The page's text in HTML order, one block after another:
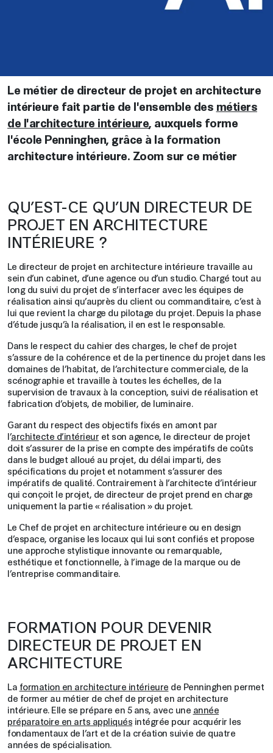
Le métier de directeur de projet en architecture
intérieure fait partie de l'ensemble des métiers
de l'architecture intérieure, auxquels forme
l'école Penninghen, grâce à la formation
architecture intérieure. Zoom sur ce métier
QU’EST-CE QU’UN DIRECTEUR DE
PROJET EN ARCHITECTURE
INTÉRIEURE ?
Le directeur de projet en architecture intérieure travaille au
sein d’un cabinet, d’une agence ou d’un studio. Chargé tout au
long du suivi du projet de s’interfacer avec les équipes de
réalisation ainsi qu’auprès du client ou commanditaire, c’est à
lui que revient la charge du pilotage du projet. Depuis la phase
d’étude jusqu’à la réalisation, il en est le responsable.
Dans le respect du cahier des charges, le chef de projet
s’assure de la cohérence et de la pertinence du projet dans les
domaines de l’habitat, de l’architecture commerciale, de la
scénographie et travaille à toutes les échelles, de la
supervision de travaux à la conception, suivi de réalisation et
fabrication d’objets, de mobilier, de luminaire.
Garant du respect des objectifs fixés en amont par
l’architecte d’intérieur et son agence, le directeur de projet
doit s’assurer de la prise en compte des impératifs de coûts
dans le budget alloué au projet, du délai imparti, des
spécifications du projet et notamment s’assurer des
impératifs de qualité. Contrairement à l’architecte d’intérieur
qui conçoit le projet, de directeur de projet prend en charge
uniquement la partie « réalisation » du projet.
Le Chef de projet en architecture intérieure ou en design
d’espace, organise les locaux qui lui sont confiés et propose
une approche stylistique innovante ou remarquable,
esthétique et fonctionnelle, à l’image de la marque ou de
l’entreprise commanditaire.
FORMATION POUR DEVENIR
DIRECTEUR DE PROJET EN
ARCHITECTURE
La formation en architecture intérieure de Penninghen permet
de former au métier de chef de projet en architecture
intérieure. Elle se prépare en 5 ans, avec une année
préparatoire en arts appliqués intégrée pour acquérir les
fondamentaux de l’art et de la création suivie de quatre
années de spécialisation.